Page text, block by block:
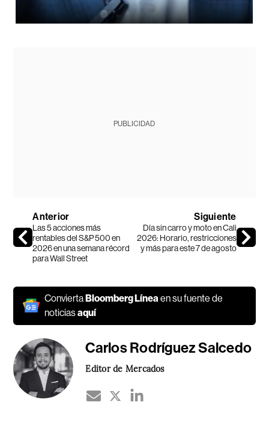
PUBLICIDAD
Anterior
Las 5 acciones más
rentables del S&P 500 en
2026 en una semana récord
para Wall Street
Siguiente
Día sin carro y moto en Cali
2026: Horario, restricciones
y más para este 7 de agosto
ConviertaBloomberg Línea en su fuente de
noticiasaquí
Carlos Rodríguez Salcedo
Editor de Mercados